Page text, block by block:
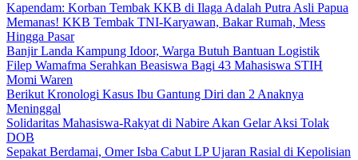
Kapendam: Korban Tembak KKB di Ilaga Adalah Putra Asli Papua
Memanas! KKB Tembak TNI-Karyawan, Bakar Rumah, Mess
Hingga Pasar
Banjir Landa Kampung Idoor, Warga Butuh Bantuan Logistik
Filep Wamafma Serahkan Beasiswa Bagi 43 Mahasiswa STIH
Momi Waren
Berikut Kronologi Kasus Ibu Gantung Diri dan 2 Anaknya
Meninggal
Solidaritas Mahasiswa-Rakyat di Nabire Akan Gelar Aksi Tolak
DOB
Sepakat Berdamai, Omer Isba Cabut LP Ujaran Rasial di Kepolisian